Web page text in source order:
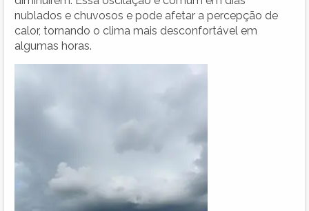
nublados e chuvosos e pode afetar a percepção de
calor, tornando o clima mais desconfortável em
algumas horas.